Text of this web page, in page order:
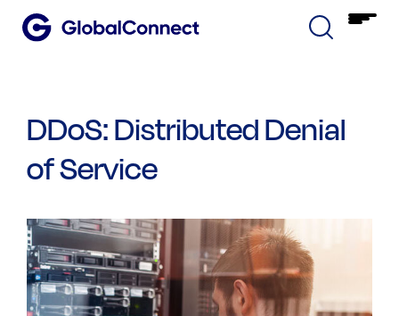
DDoS: Distributed Denial
of Service